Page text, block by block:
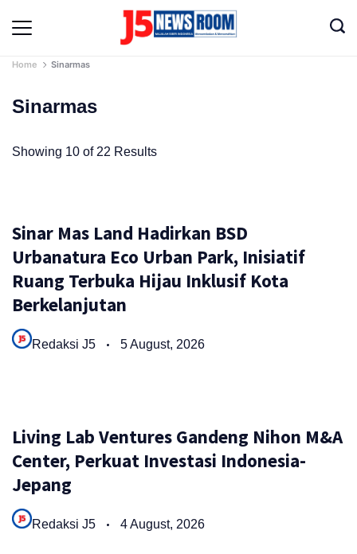
content
Home Sinarmas
Sinarmas
Showing 10 of 22 Results
Sinar Mas Land Hadirkan BSD
Urbanatura Eco Urban Park, Inisiatif
Ruang Terbuka Hijau Inklusif Kota
Berkelanjutan
Redaksi J5 5 August, 2026
Living Lab Ventures Gandeng Nihon M&A
Center, Perkuat Investasi Indonesia-
Jepang
Redaksi J5 4 August, 2026